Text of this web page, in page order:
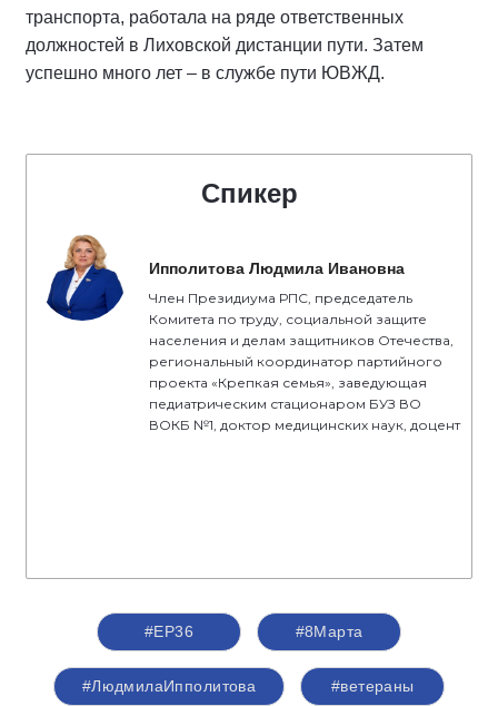
транспорта, работала на ряде ответственных
должностей в Лиховской дистанции пути. Затем
успешно много лет – в службе пути ЮВЖД.
Спикер
Ипполитова Людмила Ивановна
Член Президиума РПС, председатель
Комитета по труду, социальной защите
населения и делам защитников Отечества,
региональный координатор партийного
проекта «Крепкая семья», заведующая
педиатрическим стационаром БУЗ ВО
ВОКБ №1, доктор медицинских наук, доцент
#ЕР36 #8Марта
#ЛюдмилаИпполитова #ветераны